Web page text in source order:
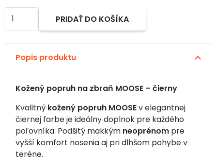
množstvo
Kožený
na
zbraň
čierny
PRIDAŤ DO KOŠÍKA
Alternative:
Popis produktu
Kožený popruh na zbraň MOOSE – čierny
Kvalitný kožený popruh MOOSEv elegantnej
čiernej farbe je ideálny doplnok pre každého
poľovníka. Podšitý mäkkým neoprénom pre
vyšší komfort nosenia aj pri dlhšom pohybe v
teréne.